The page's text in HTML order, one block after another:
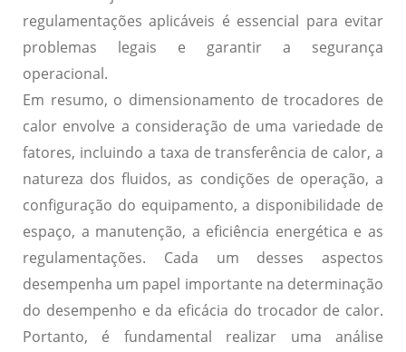
regulamentações aplicáveis é essencial para evitar
problemas legais e garantir a segurança
operacional.
Em resumo, o dimensionamento de trocadores de
calor envolve a consideração de uma variedade de
fatores, incluindo a taxa de transferência de calor, a
natureza dos fluidos, as condições de operação, a
configuração do equipamento, a disponibilidade de
espaço, a manutenção, a eficiência energética e as
regulamentações. Cada um desses aspectos
desempenha um papel importante na determinação
do desempenho e da eficácia do trocador de calor.
Portanto, é fundamental realizar uma análise